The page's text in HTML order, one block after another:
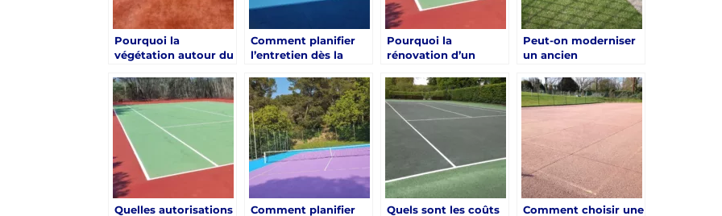
Pourquoi la
végétation autour du
elle la rénovation
d’un court de tennis
à Hyères ?
Comment planifier
l’entretien dès la
Pourquoi la
rénovation d’un
Hyères est-elle
essentielle pour
garantir des
installations durables
Peut-on moderniser
un ancien
d’une rénovation
d’un court de tennis
à Hyères ?
Quelles autorisations Comment planifier Quels sont les coûts Comment choisir une